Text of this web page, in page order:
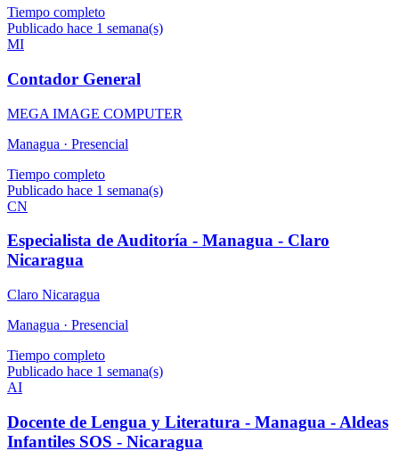
Tiempo completo
Publicado hace 1 semana(s)
MI
Contador General
MEGA IMAGE COMPUTER
Managua · Presencial
Tiempo completo
Publicado hace 1 semana(s)
CN
Especialista de Auditoría - Managua - Claro
Nicaragua
Claro Nicaragua
Managua · Presencial
Tiempo completo
Publicado hace 1 semana(s)
AI
Docente de Lengua y Literatura - Managua - Aldeas
Infantiles SOS - Nicaragua